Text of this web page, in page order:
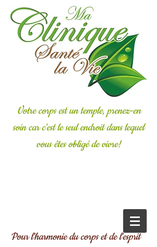
Votre corps est un temple, prenez-en
soin car c'est le seul endroit dans lequel
vous êtes obligé de vivre!
Pour l'harmonie du corps et de l'esprit